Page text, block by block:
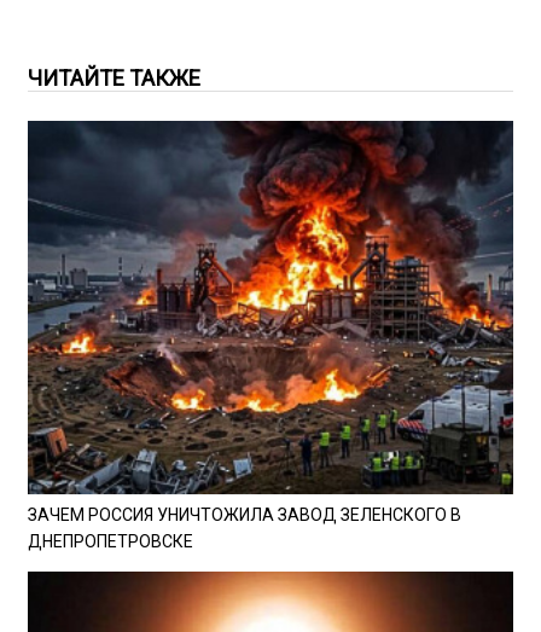
ЧИТАЙТЕ ТАКЖЕ
ЗАЧЕМ РОССИЯ УНИЧТОЖИЛА ЗАВОД ЗЕЛЕНСКОГО В
ДНЕПРОПЕТРОВСКЕ